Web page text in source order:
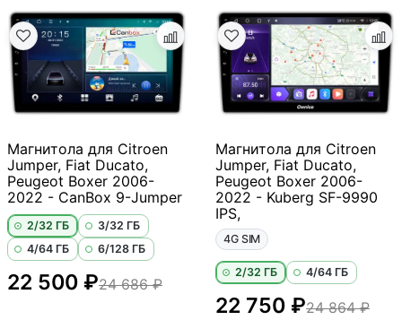
Магнитола для Citroen
Jumper, Fiat Ducato,
Peugeot Boxer 2006-
2022 - CanBox 9-Jumper
2/32 ГБ
3/32 ГБ
4/64 ГБ
6/128 ГБ
22 500 ₽24 686 ₽
Магнитола для Citroen
Jumper, Fiat Ducato,
Peugeot Boxer 2006-
2022 - Kuberg SF-9990
IPS,
4G SIM
2/32 ГБ 4/64 ГБ
22 750 ₽24 864 ₽